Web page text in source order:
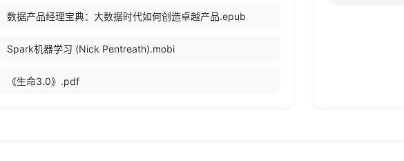
数据产品经理宝典：大数据时代如何创造卓越产品.epub
Spark机器学习 (Nick Pentreath).mobi
《生命3.0》.pdf